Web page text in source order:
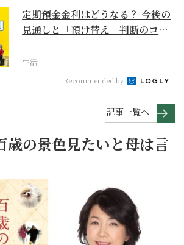
定期預金金利はどうなる？ 今後の
見通しと「預け替え」判断のコツ
生活
Recommended by
記事一覧へ
歳の景色見たいと母は言